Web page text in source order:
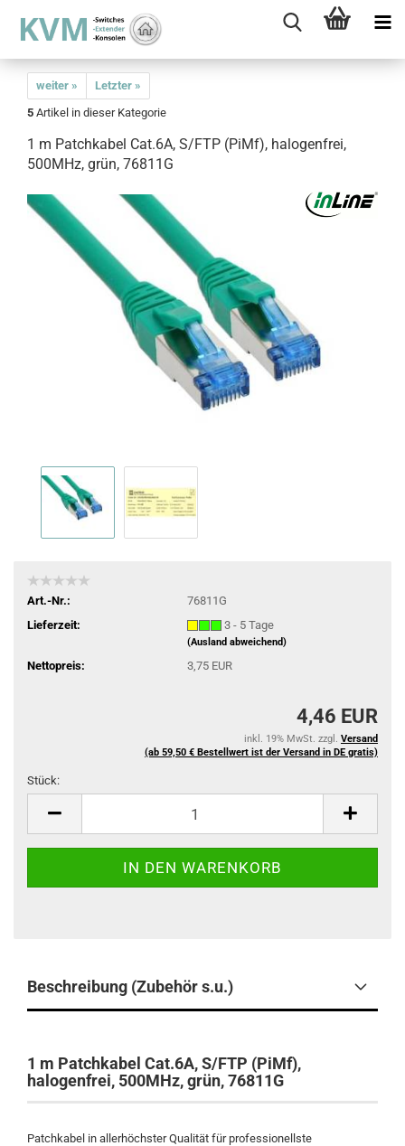
weiter »
Letzter »
5 Artikel in dieser Kategorie
1 m Patchkabel Cat.6A, S/FTP (PiMf), halogenfrei,
500MHz, grün, 76811G
Art.-Nr.:
76811G
Lieferzeit:
3 - 5 Tage
(Ausland abweichend)
Nettopreis: 3,75 EUR
4,46 EUR
inkl. 19% MwSt. zzgl. Versand
(ab 59,50 € Bestellwert ist der Versand in DE gratis)
Stück:
Beschreibung (Zubehör s.u.)
1 m Patchkabel Cat.6A, S/FTP (PiMf),
halogenfrei, 500MHz, grün, 76811G
Patchkabel in allerhöchster Qualität für professionellste